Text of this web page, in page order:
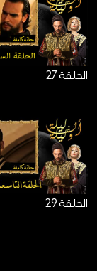
الحلقة 27
الحلقة 29